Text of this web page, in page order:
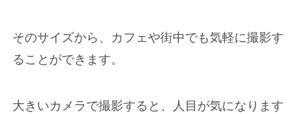
そのサイズから、カフェや街中でも気軽に撮影す
ることができます。
大きいカメラで撮影すると、人目が気になります